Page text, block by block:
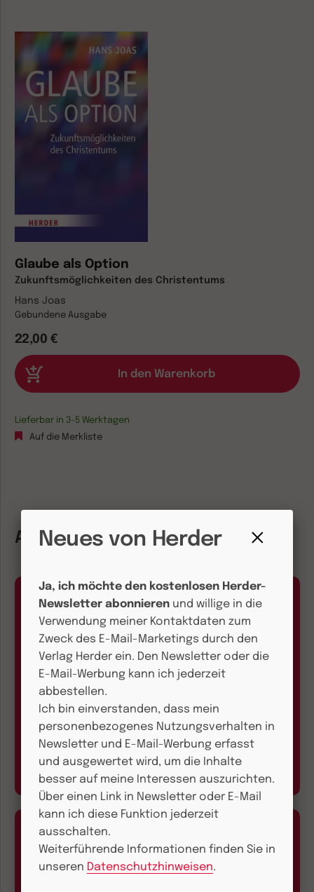
Glaube als Option
Zukunftsmöglichkeiten des Christentums
Hans Joas
Gebundene Ausgabe
22,00 €
Lieferbar in 3-5 Werktagen
Auf die Merkliste
Autorinnen und Autoren
Kundenservice und
Bestellhotline
+49 761 2717300
Montag bis Freitag 9.00 bis 17.00 Uhr
Neues von Herder
Ja, ich möchte den kostenlosen Herder-
Newsletter abonnieren und willige in die
Verwendung meiner Kontaktdaten zum
Zweck des E-Mail-Marketings durch den
Verlag Herder ein. Den Newsletter oder die
E-Mail-Werbung kann ich jederzeit
abbestellen.
Ich bin einverstanden, dass mein
personenbezogenes Nutzungsverhalten in
Newsletter und E-Mail-Werbung erfasst
und ausgewertet wird, um die Inhalte
besser auf meine Interessen auszurichten.
Über einen Link in Newsletter oder E-Mail
kann ich diese Funktion jederzeit
ausschalten.
Weiterführende Informationen finden Sie in
unseren Datenschutzhinweisen.